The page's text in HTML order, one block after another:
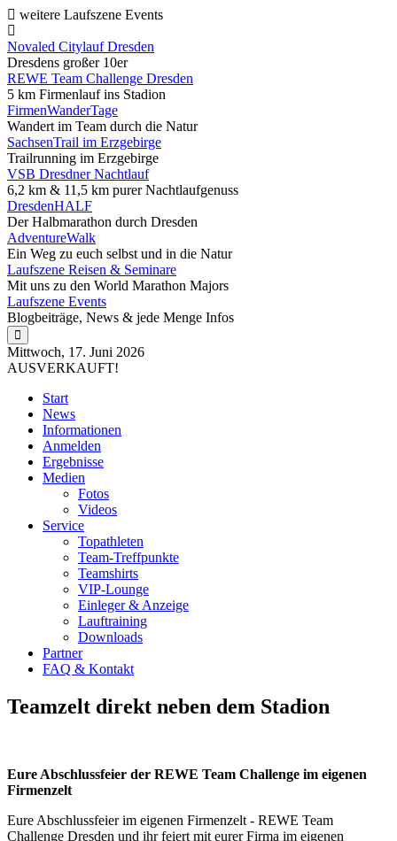
weitere Laufszene Events
Novaled Citylauf Dresden
Dresdens großer 10er
REWE Team Challenge Dresden
5 km Firmenlauf ins Stadion
FirmenWanderTage
Wandert im Team durch die Natur
SachsenTrail im Erzgebirge
Trailrunning im Erzgebirge
VSB Dresdner Nachtlauf
6,2 km & 11,5 km purer Nachtlaufgenuss
DresdenHALF
Der Halbmarathon durch Dresden
AdventureWalk
Ein Weg zu euch selbst und in die Natur
Laufszene Reisen & Seminare
Mit uns zu den World Marathon Majors
Laufszene Events
Blogbeiträge, News & jede Menge Infos
Mittwoch, 17. Juni 2026
AUSVERKAUFT!
Start
News
Informationen
Anmelden
Ergebnisse
Medien
Fotos
Videos
Service
Topathleten
Team-Treffpunkte
Teamshirts
VIP-Lounge
Einleger & Anzeige
Lauftraining
Downloads
Partner
FAQ & Kontakt
Teamzelt direkt neben dem Stadion
Eure Abschlussfeier der REWE Team Challenge im eigenen
Firmenzelt
Eure Abschlussfeier im eigenen Firmenzelt - REWE Team
Challenge Dresden und ihr feiert mit eurer Firma im eigenen